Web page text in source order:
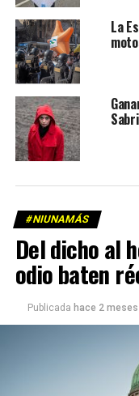
La
#NIUNAMÁS
Del dicho al
odio baten
Publicada hace 2 meses